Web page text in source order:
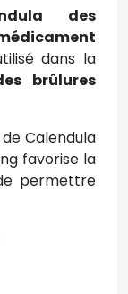
des
dans la
brûlures
Calendula
favorise la
permettre